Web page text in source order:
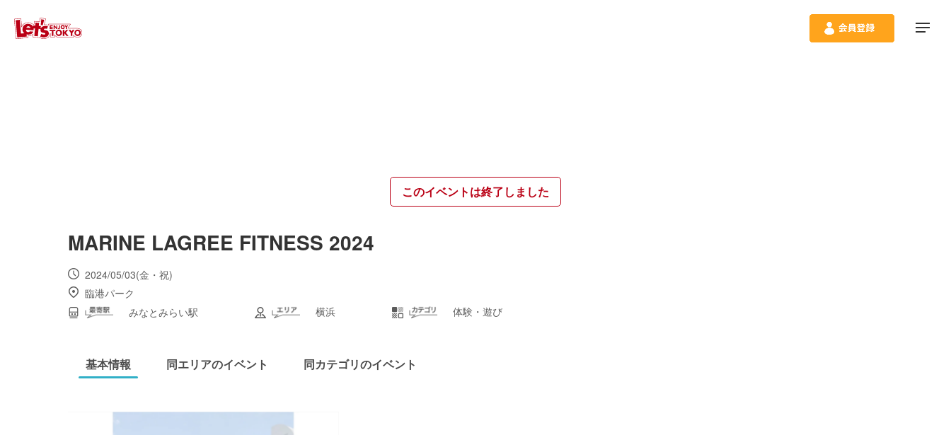
このイベントは終了しました
MARINE LAGREE FITNESS 2024
2024/05/03(金・祝)
臨港パーク
みなとみらい駅
横浜 体験・遊び
基本情報 同エリアのイベント 同カテゴリのイベント